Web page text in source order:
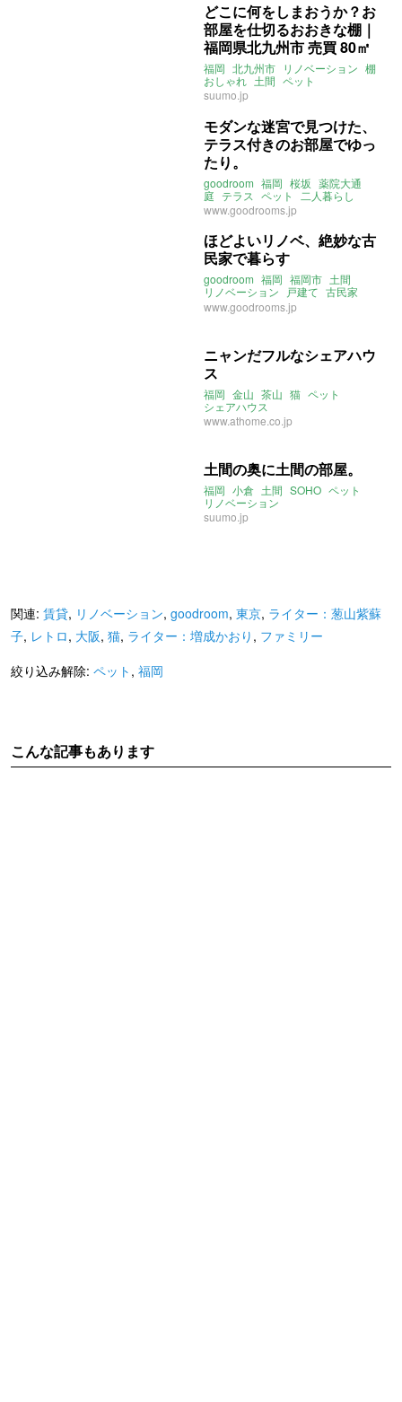
どこに何をしまおうか？お
部屋を仕切るおおきな棚｜
福岡県北九州市 売買 80㎡
福岡 北九州市 リノベーション 棚
おしゃれ 土間 ペット
suumo.jp
モダンな迷宮で見つけた、
テラス付きのお部屋でゆっ
たり。
goodroom 福岡 桜坂 薬院大通
庭 テラス ペット
二人暮らし
www.goodrooms.jp
ほどよいリノベ、絶妙な古
民家で暮らす
goodroom 福岡 福岡市 土間
リノベーション
戸建て 古民家
ペット レトロ
2021年4月のおすすめ
www.goodrooms.jp
ニャンだフルなシェアハウ
ス
福岡 金山 茶山 猫 ペット
シェアハウス
www.athome.co.jp
土間の奥に土間の部屋。
福岡 小倉 土間 SOHO ペット
リノベーション
suumo.jp
関連: 賃貸, リノベーション, goodroom, 東京, ライター：葱山紫蘇
子, レトロ, 大阪, 猫, ライター：増成かおり , ファミリー
絞り込み解除: ペット , 福岡
こんな記事もあります